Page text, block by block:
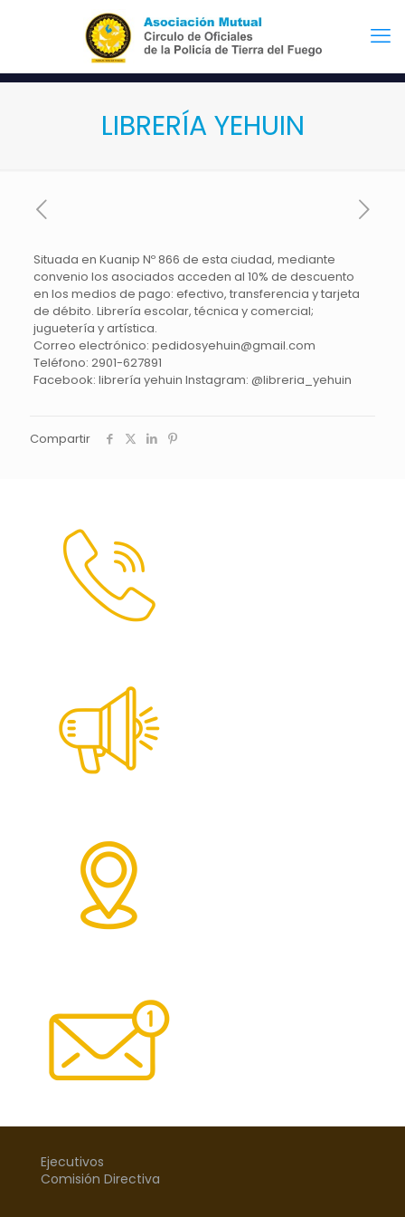
LIBRERÍA YEHUIN
Situada en Kuanip Nº 866 de esta ciudad, mediante
convenio los asociados acceden al 10% de descuento
en los medios de pago: efectivo, transferencia y tarjeta
de débito. Librería escolar, técnica y comercial;
juguetería y artística.
Correo electrónico: pedidosyehuin@gmail.com
Teléfono: 2901-627891
Facebook: librería yehuin Instagram: @libreria_yehuin
Compartir
Ejecutivos
Comisión Directiva